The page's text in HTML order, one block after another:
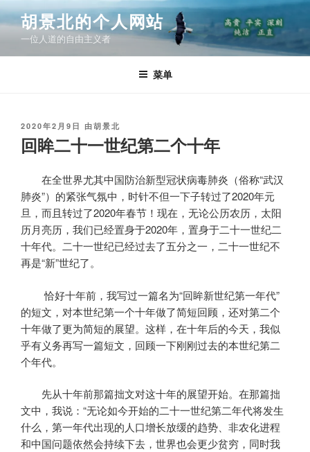
跳
至
容
胡景北的个人网站
一位人道的自由主义者
菜单
发
布
于
2020年2月9日 由胡景北
回眸二十一世纪第二个十年
在全世界尤其中国防治新型冠状病毒肺炎（俗称“武汉
肺炎”）的紧张气氛中，时针不但一下子转过了2020年元
旦，而且转过了2020年春节！现在，无论公历农历，太阳
历月亮历，我们已经置身于2020年，置身于二十一世纪二
十年代。二十一世纪已经过去了五分之一，二十一世纪不
再是“新”世纪了。
恰好十年前，我写过一篇名为“回眸新世纪第一年代”
的短文，对本世纪第一个十年做了简短回顾，还对第二个
十年做了更为简短的展望。这样，在十年后的今天，我似
乎有义务再写一篇短文，回顾一下刚刚过去的本世纪第二
个年代。
先从十年前那篇拙文对这十年的展望开始。在那篇拙
文中，我说：“无论如今开始的二十一世纪第二年代将发生
什么，第一年代出现的人口增长放缓的趋势、非农化进程
和中国问题依然会持续下去，世界也会更少贫穷，同时我